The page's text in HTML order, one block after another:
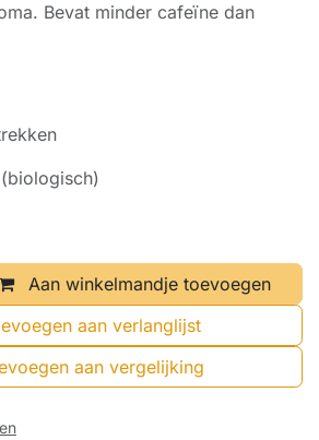
Bevat minder cafeïne dan
Aan winkelmandje toevoegen
aan vergelijking
aan verlanglijst